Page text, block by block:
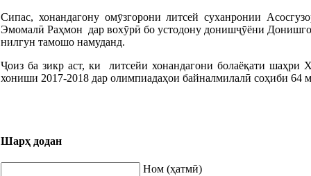
Сипас, хонандагону омӯзгорони литсей суханронии
Эмомалӣ Раҳмон дар вохӯрӣ бо устодону донишҷӯёни
нилгун тамошо намуданд.
Ҷоиз ба зикр аст, ки литсейи хонандагони болаёқати шаҳри
хониши 2017-2018 дар олимпиадаҳои байналмилалӣ соҳиби 64
Шарҳ додан
Ном (ҳатмӣ)